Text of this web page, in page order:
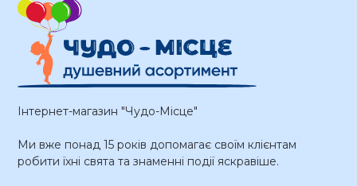
Інтернет-магазин "Чудо-Місце"
Ми вже понад 15 років допомагає своїм клієнтам
робити їхні свята та знаменні події яскравіше.